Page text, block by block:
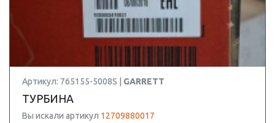
Артикул: 765155-5008S | GARRETT
ТУРБИНА
Вы искали артикул 12709880017